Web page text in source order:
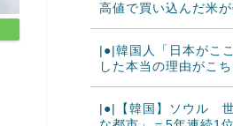
高値で買い込んだ米
|●|韓国人「日本がこ
した本当の理由がこ
|●|【韓国】ソウル